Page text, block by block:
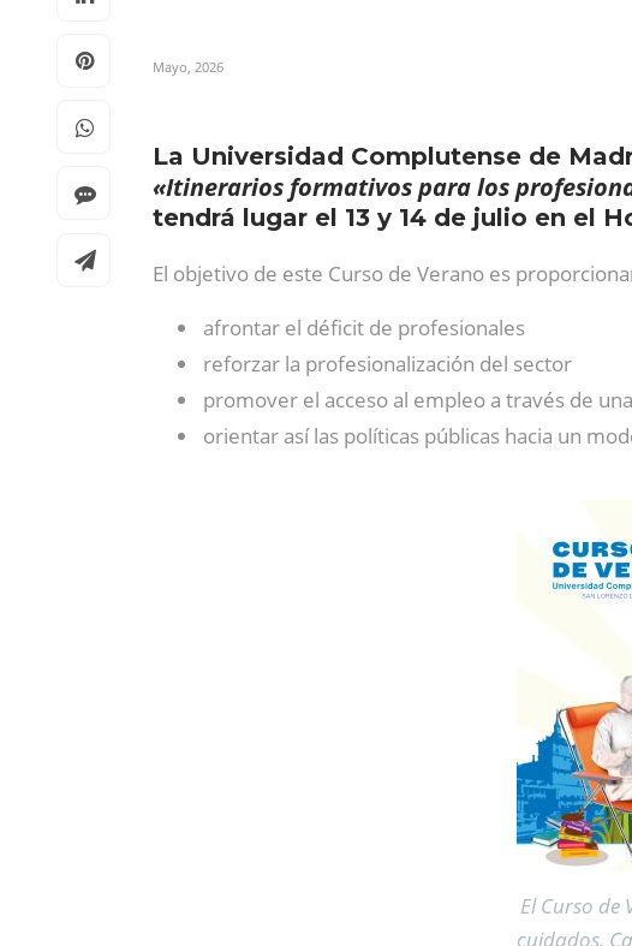
Mayo, 2026
La Universidad Complutense de
«Itinerarios formativos para los
tendrá lugar el 13 y 14 de julio en el
El objetivo de este Curso de Verano es
afrontar el déficit de profesionales
reforzar la profesionalización del sector
promover el acceso al empleo a través de
orientar así las políticas públicas hacia un
El Curso
cuidados.